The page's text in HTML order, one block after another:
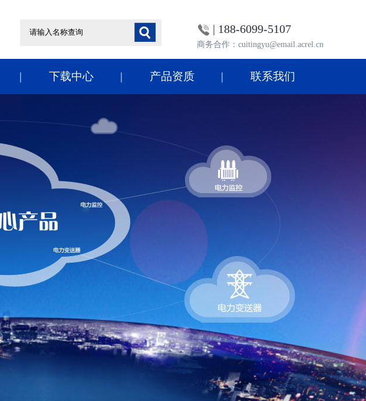
| 188-6099-5107
商务合作：cuitingyu@email.acrel.cn
下载中心 产品资质 联系我们